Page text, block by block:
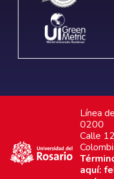
Línea
0200
Calle
aquí: